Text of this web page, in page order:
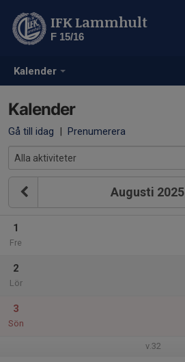
Kalender
IFK Lammhult
F 15/16
Kalender
Gå till idag | Prenumerera
Augusti 2025
1
Fre
2
Lör
3
Sön
v.32